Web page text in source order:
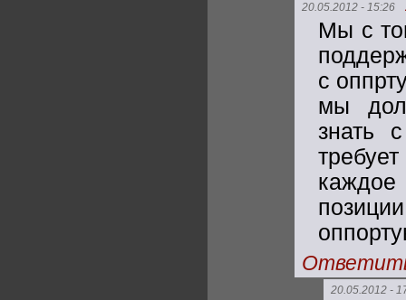
20.05.2012 - 15:26
Мы с
с
мы
знать
каждое
20.05.2012 -